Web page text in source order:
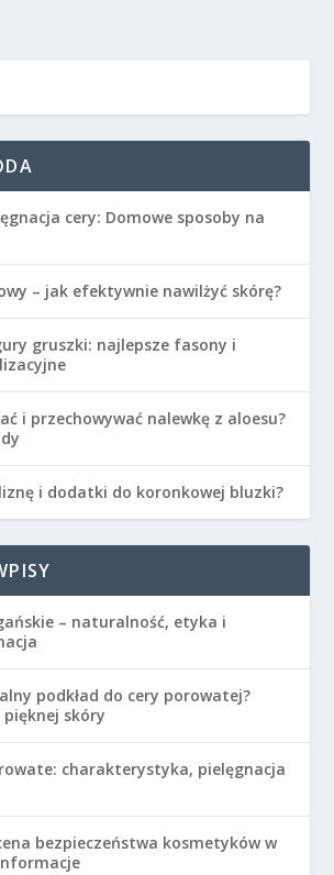
cery: Domowe sposoby na
– jak efektywnie nawilżyć skórę?
gruszki: najlepsze fasony i
i przechowywać nalewkę z aloesu?
i dodatki do koronkowej bluzki?
– naturalność, etyka i
podkład do cery porowatej?
skóry
charakterystyka, pielęgnacja
bezpieczeństwa kosmetyków w